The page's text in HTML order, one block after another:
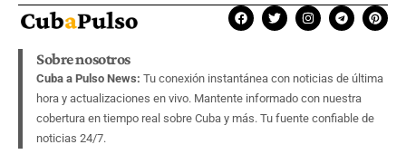
Sobre nosotros
Cuba a Pulso News: Tu conexión instantánea con noticias de última
hora y actualizaciones en vivo. Mantente informado con nuestra
cobertura en tiempo real sobre Cuba y más. Tu fuente confiable de
noticias 24/7.